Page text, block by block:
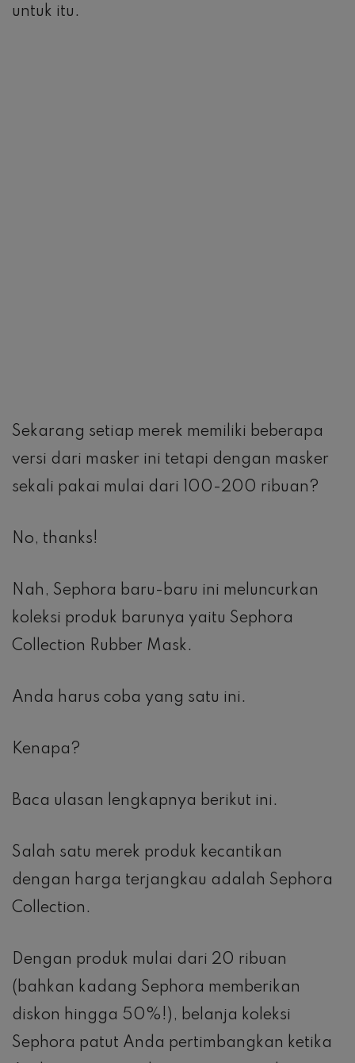
untuk itu.
Sekarang setiap merek memiliki beberapa
versi dari masker ini tetapi dengan masker
sekali pakai mulai dari 100-200 ribuan?
No, thanks!
Nah, Sephora baru-baru ini meluncurkan
koleksi produk barunya yaitu Sephora
Collection Rubber Mask.
Anda harus coba yang satu ini.
Kenapa?
Baca ulasan lengkapnya berikut ini.
Salah satu merek produk kecantikan
dengan harga terjangkau adalah Sephora
Collection.
Dengan produk mulai dari 20 ribuan
(bahkan kadang Sephora memberikan
diskon hingga 50%!), belanja koleksi
Sephora patut Anda pertimbangkan ketika